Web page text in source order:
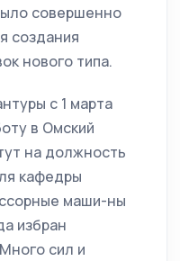
совершенно
создания
нового типа.
с 1 марта
в Омский
на должность
кафедры
маши-ны
избран
сил и